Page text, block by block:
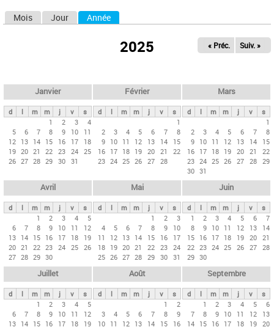
cs
p
n
c
i
p
Mois Jour Année
2025 « Préc. Suiv. »
Janvier
d l m m j v
s
1
2 3
4
5
6 7 8 9 10
11
12 13 14 15 16 17
18
19 20 21 22 23 24 25
26 27 28 29 30 31
Février
d l m m j v
s
1
2
3 4 5 6 7
8
9 10 11 12 13 14
15
16 17 18 19 20 21
22
23 24 25 26 27 28
Mars
d l m m j v
s
1
2
3 4 5 6 7
8
9 10 11 12 13 14
15
16 17 18 19 20 21
22
23 24 25 26 27 28 29
30 31
Avril
d l m m j v
s
1
2 3 4
5
6
7 8 9 10 11
12
13 14 15 16 17 18
19
20 21 22 23 24 25 26
27 28 29 30
Mai
d l m m j v
s
1
2
3
4
5 6 7 8 9
10
11
12 13 14 15 16
17
18 19 20 21 22 23 24
25 26 27 28 29 30 31
Juin
d l m m j v
s
1
2 3 4 5 6
7
8
9 10 11 12 13
14
15 16 17 18 19 20 21
22 23 24 25 26 27 28
29 30
Juillet
d l m m j v
s
1
2 3 4
5
6
7 8 9 10 11
12
13 14 15 16 17 18 19
Août
d l m m j v
s
1
2
3
4 5 6 7 8
9
10 11 12 13 14 15 16
Septembre
d l m m j v
s
1
2 3 4 5
6
7
8 9 10 11 12
13
14 15 16 17 18 19 20